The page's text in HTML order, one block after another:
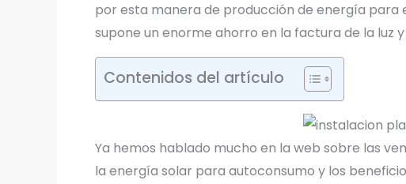
por esta manera de producción de energía para
supone un enorme ahorro en la factura de la luz
Contenidos del artículo
Ya hemos hablado mucho en la web sobre las
la energía solar para autoconsumo y los